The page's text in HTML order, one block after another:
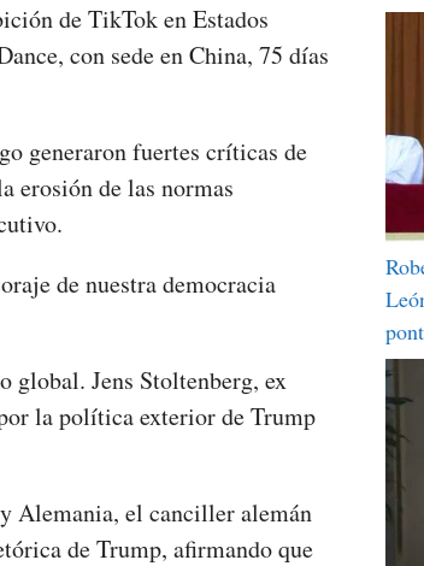
de TikTok en Estados
con sede en China, 75 días
generaron fuertes críticas de
erosión de las normas
de nuestra democracia
global. Jens Stoltenberg, ex
la política exterior de Trump
Alemania, el canciller alemán
de Trump, afirmando que